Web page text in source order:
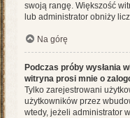
swoją rangę. Większość
lub administrator obniży
Na górę
Podczas próby wysłania
witryna prosi mnie o
Tylko zarejestrowani
użytkowników przez
wtedy, jeżeli administrator